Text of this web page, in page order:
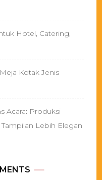
Hotel, Catering,
Kotak Jenis
Acara: Produksi
Lebih Elegan